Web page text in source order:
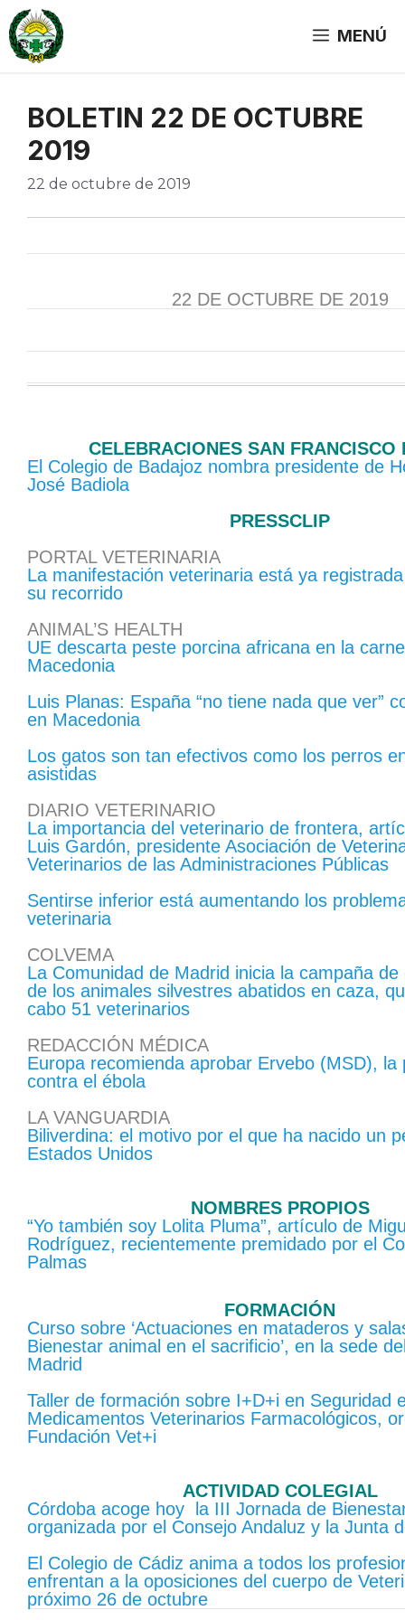
Saltar
al
contenido
MENÚ
BOLETIN 22 DE OCTUBRE
2019
22 de octubre de 2019
22 DE OCTUBRE DE 2019
CELEBRACIONES SAN FRANCISCO
El Colegio de Badajoz nombra presidente de
José Badiola
PRESSCLIP
PORTAL VETERINARIA
La manifestación veterinaria está ya
su recorrido
ANIMAL’S HEALTH
UE descarta peste porcina africana en la
Macedonia
Luis Planas: España “no tiene nada que ver”
en Macedonia
Los gatos son tan efectivos como los perros
asistidas
DIARIO VETERINARIO
La importancia del veterinario de frontera,
Luis Gardón, presidente Asociación de
Veterinarios de las Administraciones Públicas
Sentirse inferior está aumentando los
veterinaria
COLVEMA
La Comunidad de Madrid inicia la campaña
de los animales silvestres abatidos en caza,
cabo 51 veterinarios
REDACCIÓN MÉDICA
Europa recomienda aprobar Ervebo (MSD), la
contra el ébola
LA VANGUARDIA
Biliverdina: el motivo por el que ha nacido un
Estados Unidos
NOMBRES PROPIOS
“Yo también soy Lolita Pluma”, artículo de
Rodríguez, recientemente premidado por el
Palmas
FORMACIÓN
Curso sobre ‘Actuaciones en mataderos y
Bienestar animal en el sacrificio’, en la sede
Madrid
Taller de formación sobre I+D+i en Seguridad
Medicamentos Veterinarios Farmacológicos,
Fundación Vet+i
ACTIVIDAD COLEGIAL
Córdoba acoge hoy la III Jornada de
organizada por el Consejo Andaluz y la Junta
El Colegio de Cádiz anima a todos los
enfrentan a la oposiciones del cuerpo de
próximo 26 de octubre